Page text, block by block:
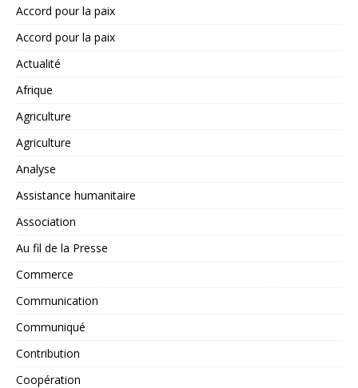
Accord pour la paix
Accord pour la paix
Actualité
Afrique
Agriculture
Agriculture
Analyse
Assistance humanitaire
Association
Au fil de la Presse
Commerce
Communication
Communiqué
Contribution
Coopération